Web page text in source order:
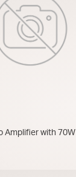
Amplifier with 70W